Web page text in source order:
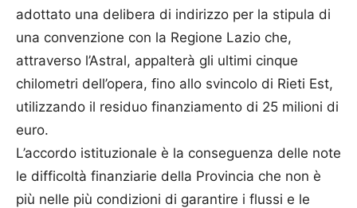
adottato una delibera di indirizzo per la stipula di
una convenzione con la Regione Lazio che,
attraverso l’Astral, appalterà gli ultimi cinque
chilometri dell’opera, fino allo svincolo di Rieti Est,
utilizzando il residuo finanziamento di 25 milioni di
euro.
L’accordo istituzionale è la conseguenza delle note
le difficoltà finanziarie della Provincia che non è
più nelle più condizioni di garantire i flussi e le